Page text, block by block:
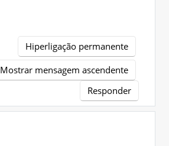
Hiperligação permanente
Mostrar mensagem ascendente
Responder